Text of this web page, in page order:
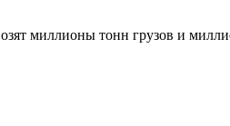
миллионы тонн грузов и